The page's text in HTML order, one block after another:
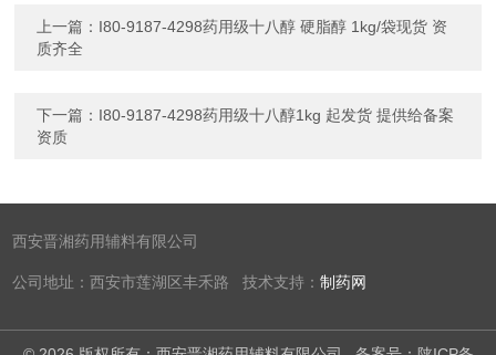
上一篇： I80-9187-4298药用级十八醇 硬脂醇 1kg/袋现货 资
质齐全
下一篇： I80-9187-4298药用级十八醇1kg 起发货 提供给备案
资质
西安晋湘药用辅料有限公司
公司地址：西安市莲湖区丰禾路 技术支持：制药网